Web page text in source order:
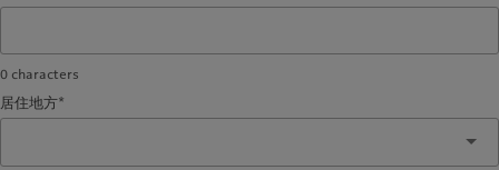
0 characters
居住地方*